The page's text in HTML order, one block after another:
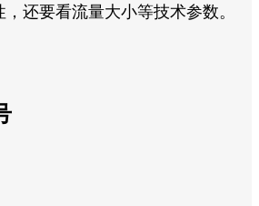
还要看流量大小等技术参数。